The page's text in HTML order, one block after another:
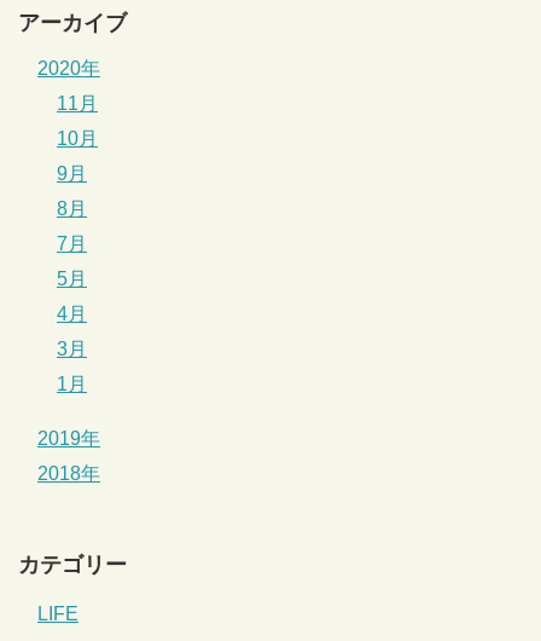
アーカイブ
2020年
11月
10月
9月
8月
7月
5月
4月
3月
1月
2019年
2018年
カテゴリー
LIFE